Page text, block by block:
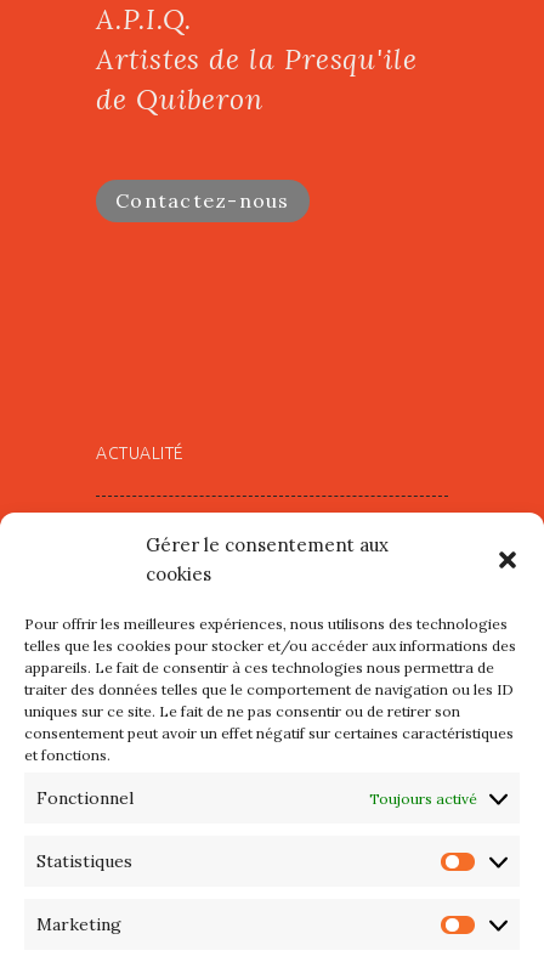
Gérer le consentement aux
cookies
Pour offrir les meilleures expériences, nous utilisons des technologies
telles que les cookies pour stocker et/ou accéder aux informations des
appareils. Le fait de consentir à ces technologies nous permettra de
traiter des données telles que le comportement de navigation ou les ID
uniques sur ce site. Le fait de ne pas consentir ou de retirer son
consentement peut avoir un effet négatif sur certaines caractéristiques
et fonctions.
Fonctionnel Toujours activé
Statistiques
Marketing
A.P.I.Q.
Artistes de la Presqu'ile
de Quiberon
Contactez-nous
ACTUALITÉ
mercredi 12 et jeudi 13 août
2026
Les petits formats du Port
d’Orange : Mercredi 22 juillet de
10h à 20h
2026 – Maison du Phare de